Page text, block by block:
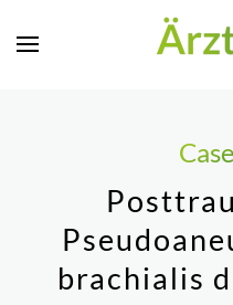
Zum Hauptinhalt
brachialis